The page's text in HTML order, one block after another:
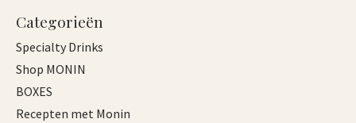
Categorieën
Specialty Drinks
Shop MONIN
BOXES
Recepten met Monin